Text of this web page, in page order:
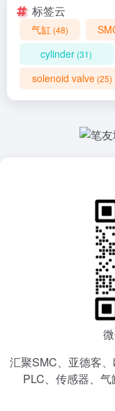
标签云
气缸 (48)
cylinder (31)
solenoid valve (25)
汇聚SMC、亚德客
PLC、传感器、